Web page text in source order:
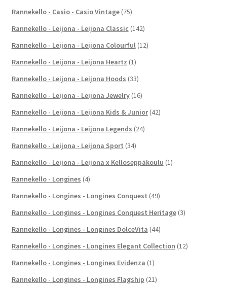
Rannekello - Casio - Casio Vintage (75)
Rannekello - Leijona - Leijona Classic (142)
Rannekello - Leijona - Leijona Colourful (12)
Rannekello - Leijona - Leijona Heartz (1)
Rannekello - Leijona - Leijona Hoods (33)
Rannekello - Leijona - Leijona Jewelry (16)
Rannekello - Leijona - Leijona Kids & Junior (42)
Rannekello - Leijona - Leijona Legends (24)
Rannekello - Leijona - Leijona Sport (34)
Rannekello - Leijona - Leijona x Kelloseppäkoulu (1)
Rannekello - Longines (4)
Rannekello - Longines - Longines Conquest (49)
Rannekello - Longines - Longines Conquest Heritage (3)
Rannekello - Longines - Longines DolceVita (44)
Rannekello - Longines - Longines Elegant Collection (12)
Rannekello - Longines - Longines Evidenza (1)
Rannekello - Longines - Longines Flagship (21)